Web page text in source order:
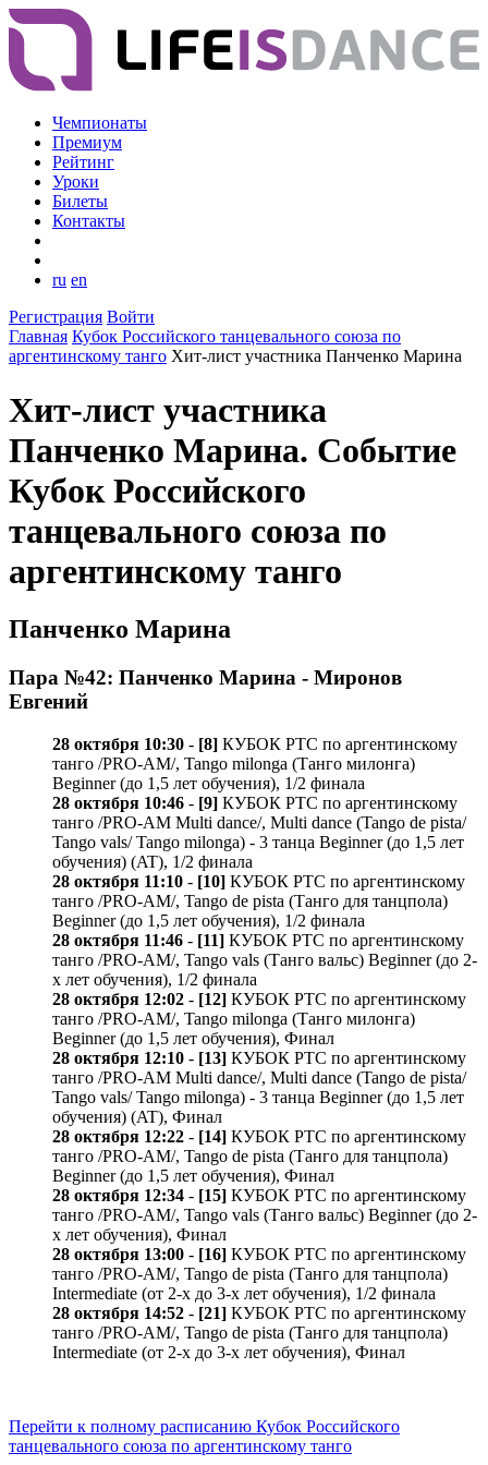
Чемпионаты
Премиум
Рейтинг
Уроки
Билеты
Контакты
ru en
Регистрация Войти
Главная Кубок Российского танцевального союза по
аргентинскому танго Хит-лист участника Панченко Марина
Хит-лист участника
Панченко Марина. Событие
Кубок Российского
танцевального союза по
аргентинскому танго
Панченко Марина
Пара №42: Панченко Марина - Миронов
Евгений
28 октября 10:30 - [8] КУБОК РТС по аргентинскому
танго /PRO-AM/, Tango milonga (Танго милонга)
Beginner (до 1,5 лет обучения), 1/2 финала
28 октября 10:46 - [9] КУБОК РТС по аргентинскому
танго /PRO-AM Multi dance/, Multi dance (Tango de pista/
Tango vals/ Tango milonga) - 3 танца Beginner (до 1,5 лет
обучения) (AT), 1/2 финала
28 октября 11:10 - [10] КУБОК РТС по аргентинскому
танго /PRO-AM/, Tango de pista (Танго для танцпола)
Beginner (до 1,5 лет обучения), 1/2 финала
28 октября 11:46 - [11] КУБОК РТС по аргентинскому
танго /PRO-AM/, Tango vals (Танго вальс) Beginner (до 2-
х лет обучения), 1/2 финала
28 октября 12:02 - [12] КУБОК РТС по аргентинскому
танго /PRO-AM/, Tango milonga (Танго милонга)
Beginner (до 1,5 лет обучения), Финал
28 октября 12:10 - [13] КУБОК РТС по аргентинскому
танго /PRO-AM Multi dance/, Multi dance (Tango de pista/
Tango vals/ Tango milonga) - 3 танца Beginner (до 1,5 лет
обучения) (AT), Финал
28 октября 12:22 - [14] КУБОК РТС по аргентинскому
танго /PRO-AM/, Tango de pista (Танго для танцпола)
Beginner (до 1,5 лет обучения), Финал
28 октября 12:34 - [15] КУБОК РТС по аргентинскому
танго /PRO-AM/, Tango vals (Танго вальс) Beginner (до 2-
х лет обучения), Финал
28 октября 13:00 - [16] КУБОК РТС по аргентинскому
танго /PRO-AM/, Tango de pista (Танго для танцпола)
Intermediate (от 2-х до 3-х лет обучения), 1/2 финала
28 октября 14:52 - [21] КУБОК РТС по аргентинскому
танго /PRO-AM/, Tango de pista (Танго для танцпола)
Intermediate (от 2-х до 3-х лет обучения), Финал
Перейти к полному расписанию Кубок Российского
танцевального союза по аргентинскому танго